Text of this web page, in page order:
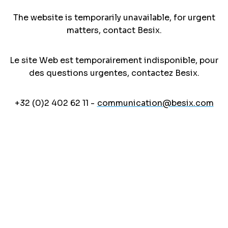
The website is temporarily unavailable, for urgent
matters, contact Besix.
Le site Web est temporairement indisponible, pour
des questions urgentes, contactez Besix.
+32 (0)2 402 62 11 - communication@besix.com